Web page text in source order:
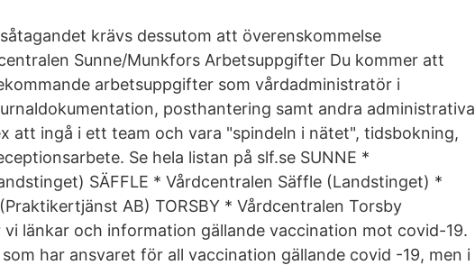
krävs dessutom att överenskommelse
Sunne/Munkfors Arbetsuppgifter Du kommer att
arbetsuppgifter som vårdadministratör i
posthantering samt andra administrativa
att ingå i ett team och vara "spindeln i nätet", tidsbokning,
Se hela listan på slf.se SUNNE *
SÄFFLE * Vårdcentralen Säffle (Landstinget) *
AB) TORSBY * Vårdcentralen Torsby
vi länkar och information gällande vaccination mot covid-19.
har ansvaret för all vaccination gällande covid -19, men i